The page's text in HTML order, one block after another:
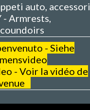
auto, accessori
- Armrests,
- Siehe
- Voir la vidéo de